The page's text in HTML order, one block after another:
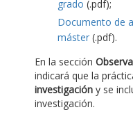
grado (.pdf);
Documento de
máster (.pdf).
En la sección
indicará que la
investigación y se
investigación.